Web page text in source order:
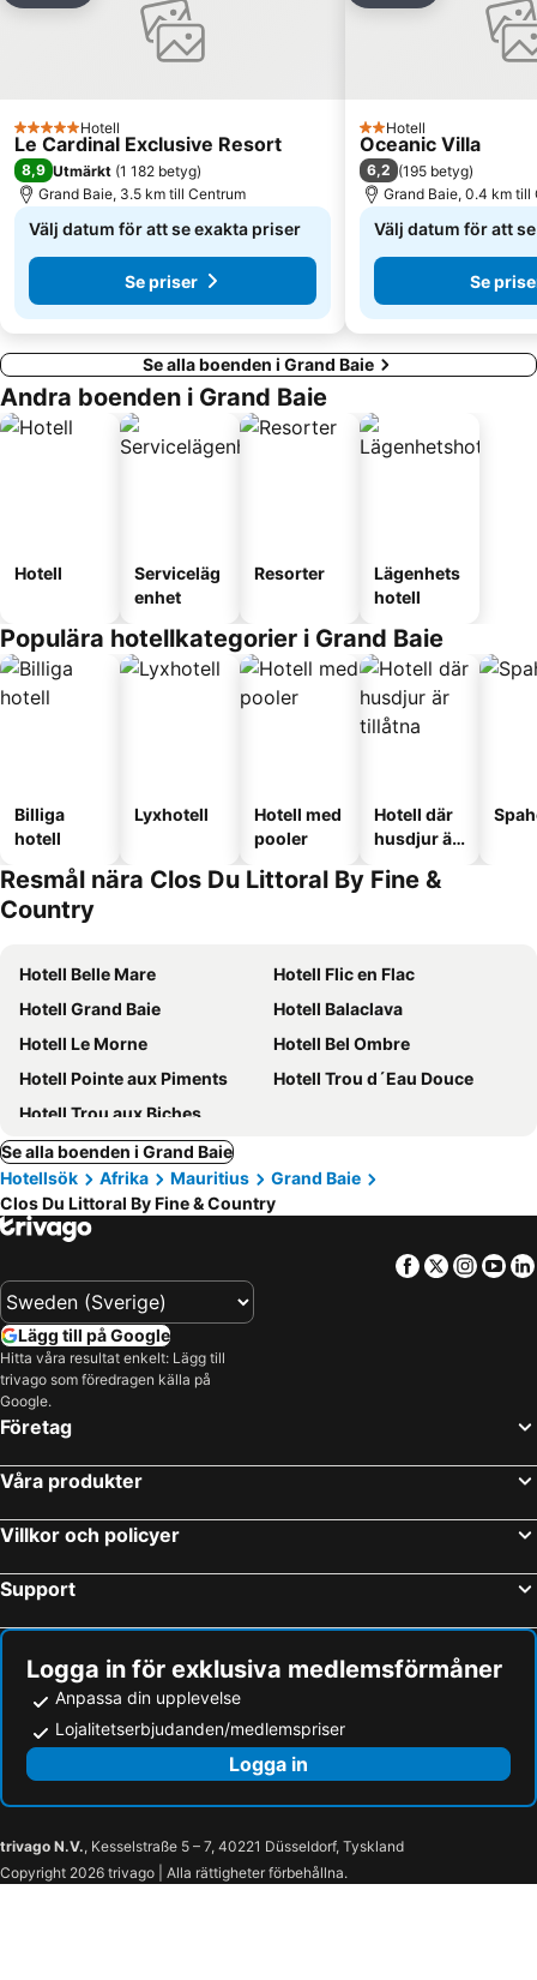
5 StjärnorHotell
Le Cardinal Exclusive Resort
8,9 Utmärkt (1 182 betyg)
Grand Baie, 3.5 km till Centrum
Välj datum för att se exakta priser
Se priser
2 Stjärnor
Hotell
Oceanic Villa
6,2 (195 betyg)
Grand Baie, 0.4 km till
Välj datum för att
Se
Se alla boenden i Grand Baie
Andra boenden i Grand Baie
Hotell
Serviceläg
enhet
Resorter
Lägenhets
hotell
Populära hotellkategorier i Grand Baie
Billiga
hotell
Lyxhotell
Hotell med
pooler
Hotell där
husdjur är
Resmål nära Clos Du Littoral By Fine &
Country
Hotell Belle Mare
Hotell Flic en Flac
Hotell Grand Baie
Hotell Balaclava
Hotell Le Morne
Hotell Bel Ombre
Hotell Pointe aux Piments
Hotell Trou d´Eau Douce
Hotell Trou aux Biches
Se alla boenden i Grand Baie
Hotellsök
Afrika Mauritius
Grand Baie
Clos Du Littoral By Fine & Country
Facebook
Twitter
Lägg till på Google
Hitta våra resultat enkelt: Lägg till
trivago som föredragen källa på
Google.
Företag
Våra produkter
Villkor och policyer
Support
Logga in för exklusiva medlemsförmåner
Anpassa din upplevelse
Lojalitetserbjudanden/medlemspriser
Logga in
trivago N.V., Kesselstraße 5 – 7, 40221 Düsseldorf, Tyskland
Copyright 2026 trivago | Alla rättigheter förbehållna.